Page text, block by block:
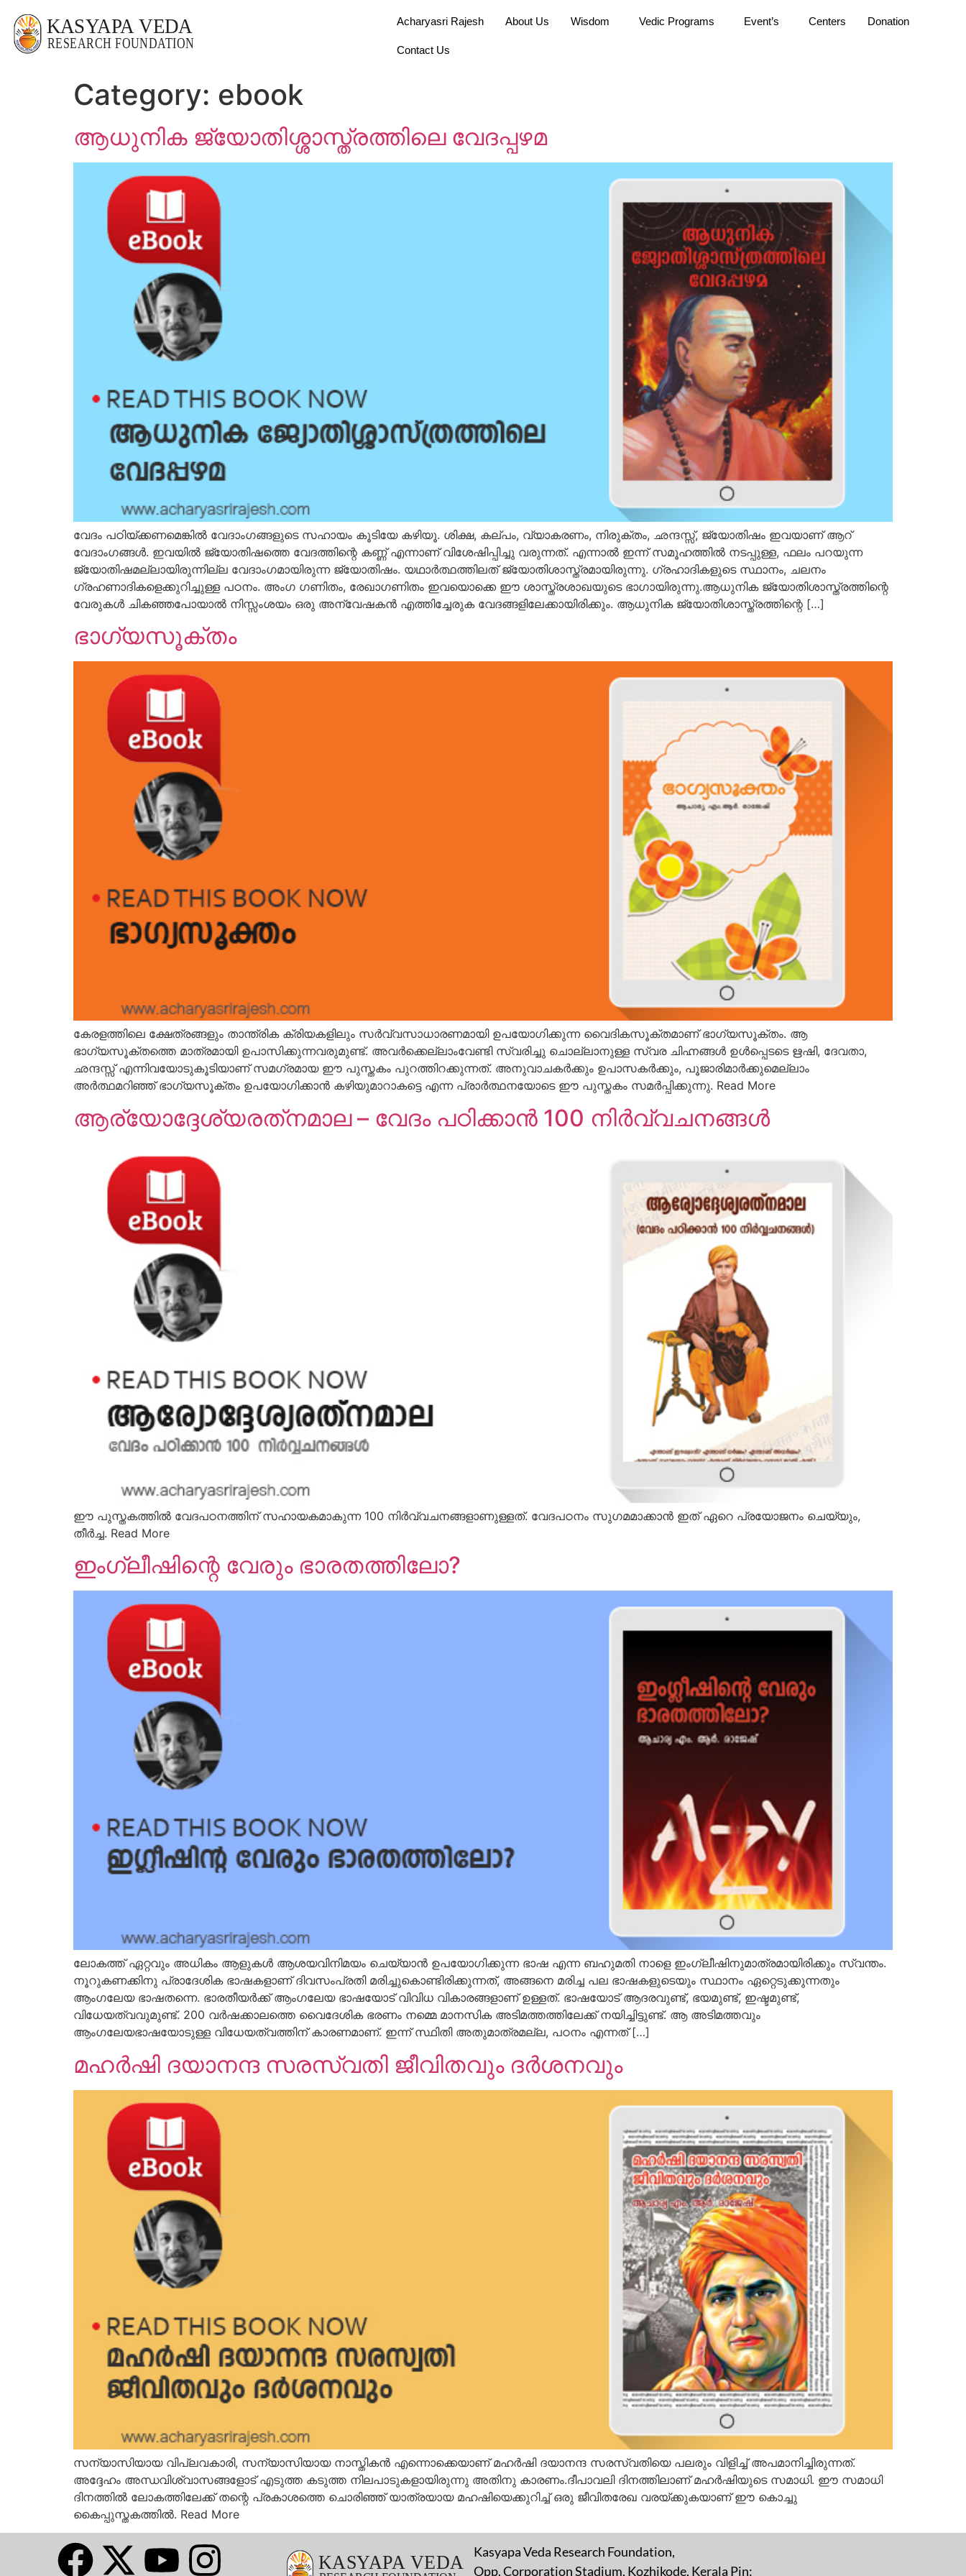
Acharyasri Rajesh About Us Wisdom Vedic Programs Event’s Centers Donation
Contact Us
Category: ebook
ആധുനിക ജ്യോതിശ്ശാസ്ത്രത്തിലെ വേദപ്പഴമ
വേദം പഠിയ്ക്കണമെങ്കില്‍ വേദാംഗങ്ങളുടെ സഹായം കൂടിയേ കഴിയൂ. ശിക്ഷ, കല്പം, വ്യാകരണം, നിരുക്തം, ഛന്ദസ്സ്, ജ്യോതിഷം ഇവയാണ് ആറ്
വേദാംഗങ്ങള്‍. ഇവയില്‍ ജ്യോതിഷത്തെ വേദത്തിന്റെ കണ്ണ് എന്നാണ് വിശേഷിപ്പിച്ചു വരുന്നത്. എന്നാല്‍ ഇന്ന് സമൂഹത്തില്‍ നടപ്പുള്ള, ഫലം പറയുന്ന
ജ്യോതിഷമല്ലായിരുന്നില്ല വേദാംഗമായിരുന്ന ജ്യോതിഷം. യഥാര്‍ത്ഥത്തിലത് ജ്യോതിശാസ്ത്രമായിരുന്നു. ഗ്രഹാദികളുടെ സ്ഥാനം, ചലനം
ഗ്രഹണാദികളെക്കുറിച്ചുള്ള പഠനം. അംഗ ഗണിതം, രേഖാഗണിതം ഇവയൊക്കെ ഈ ശാസ്ത്രശാഖയുടെ ഭാഗായിരുന്നു.ആധുനിക ജ്യോതിശാസ്ത്രത്തിന്റെ
വേരുകള്‍ ചികഞ്ഞപോയാല്‍ നിസ്സംശയം ഒരു അന്വേഷകന്‍ എത്തിച്ചേരുക വേദങ്ങളിലേക്കായിരിക്കും. ആധുനിക ജ്യോതിശാസ്ത്രത്തിന്റെ […]
ഭാഗ്യസൂക്തം
കേരളത്തിലെ ക്ഷേത്രങ്ങളും താന്ത്രിക ക്രിയകളിലും സര്‍വ്വസാധാരണമായി ഉപയോഗിക്കുന്ന വൈദികസൂക്തമാണ് ഭാഗ്യസൂക്തം. ആ
ഭാഗ്യസൂക്തത്തെ മാത്രമായി ഉപാസിക്കുന്നവരുമുണ്ട്. അവര്‍ക്കെല്ലാംവേണ്ടി സ്വരിച്ചു ചൊല്ലാനുള്ള സ്വര ചിഹ്നങ്ങള്‍ ഉള്‍പ്പെടടെ ഋഷി, ദേവതാ,
ഛന്ദസ്സ് എന്നിവയോടുകൂടിയാണ് സമഗ്രമായ ഈ പുസ്തകം പുറത്തിറക്കുന്നത്. അനുവാചകര്‍ക്കും ഉപാസകര്‍ക്കും, പൂജാരിമാര്‍ക്കുമെല്ലാം
അര്‍ത്ഥമറിഞ്ഞ് ഭാഗ്യസൂക്തം ഉപയോഗിക്കാന്‍ കഴിയുമാറാകട്ടെ എന്ന പ്രാര്‍ത്ഥനയോടെ ഈ പുസ്തകം സമര്‍പ്പിക്കുന്നു. Read More
ആര്യോദ്ദേശ്യരത്‌നമാല – വേദം പഠിക്കാന്‍ 100 നിര്‍വ്വചനങ്ങള്‍
ഈ പുസ്തകത്തില്‍ വേദപഠനത്തിന് സഹായകമാകുന്ന 100 നിര്‍വ്വചനങ്ങളാണുള്ളത്. വേദപഠനം സുഗമമാക്കാന്‍ ഇത് ഏറെ പ്രയോജനം ചെയ്യും,
തീര്‍ച്ച. Read More
ഇംഗ്ലീഷിന്റെ വേരും ഭാരതത്തിലോ?
ലോകത്ത് ഏറ്റവും അധികം ആളുകള്‍ ആശയവിനിമയം ചെയ്യാന്‍ ഉപയോഗിക്കുന്ന ഭാഷ എന്ന ബഹുമതി നാളെ ഇംഗ്ലീഷിനുമാത്രമായിരിക്കും സ്വന്തം.
നൂറുകണക്കിനു പ്രാദേശിക ഭാഷകളാണ് ദിവസംപ്രതി മരിച്ചുകൊണ്ടിരിക്കുന്നത്, അങ്ങനെ മരിച്ച പല ഭാഷകളുടെയും സ്ഥാനം ഏറ്റെടുക്കുന്നതും
ആംഗലേയ ഭാഷതന്നെ. ഭാരതീയര്‍ക്ക് ആംഗലേയ ഭാഷയോട് വിവിധ വികാരങ്ങളാണ് ഉള്ളത്. ഭാഷയോട് ആദരവുണ്ട്, ഭയമുണ്ട്, ഇഷ്ടമുണ്ട്,
വിധേയത്വവുമുണ്ട്. 200 വര്‍ഷക്കാലത്തെ വൈദേശിക ഭരണം നമ്മെ മാനസിക അടിമത്തത്തിലേക്ക് നയിച്ചിട്ടുണ്ട്. ആ അടിമത്തവും
ആംഗലേയഭാഷയോടുള്ള വിധേയത്വത്തിന് കാരണമാണ്. ഇന്ന് സ്ഥിതി അതുമാത്രമല്ല, പഠനം എന്നത് […]
മഹര്‍ഷി ദയാനന്ദ സരസ്വതി ജീവിതവും ദര്‍ശനവും
സന്യാസിയായ വിപ്ലവകാരി, സന്യാസിയായ നാസ്തികന്‍ എന്നൊക്കെയാണ് മഹര്‍ഷി ദയാനന്ദ സരസ്വതിയെ പലരും വിളിച്ച് അപമാനിച്ചിരുന്നത്.
അദ്ദേഹം അന്ധവിശ്വാസങ്ങളോട് എടുത്ത കടുത്ത നിലപാടുകളായിരുന്നു അതിനു കാരണം.ദീപാവലി ദിനത്തിലാണ് മഹര്‍ഷിയുടെ സമാധി. ഈ സമാധി
ദിനത്തില്‍ ലോകത്തിലേക്ക് തന്റെ പ്രകാശത്തെ ചൊരിഞ്ഞ് യാത്രയായ മഹഷിയെക്കുറിച്ച് ഒരു ജീവിതരേഖ വരയ്ക്കുകയാണ് ഈ കൊച്ചു
കൈപ്പുസ്തകത്തില്‍. Read More
Kasyapa Veda Research Foundation,
Opp. Corporation Stadium, Kozhikode, Kerala Pin: